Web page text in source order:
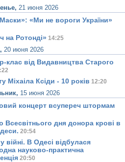
21 июня 2026
«Ми не вороги України»
на Ротонді» 14:25
20 июня 2026
клас від Видавництва Старого
Міхаіла Ксіди - 10 років 12:20
15 июня 2026
концерт всупереч штормам
Всесвітнього дня донора крові в
20:54
у вiйнi. В Одесi вiдбулася
науково-практична
20:50